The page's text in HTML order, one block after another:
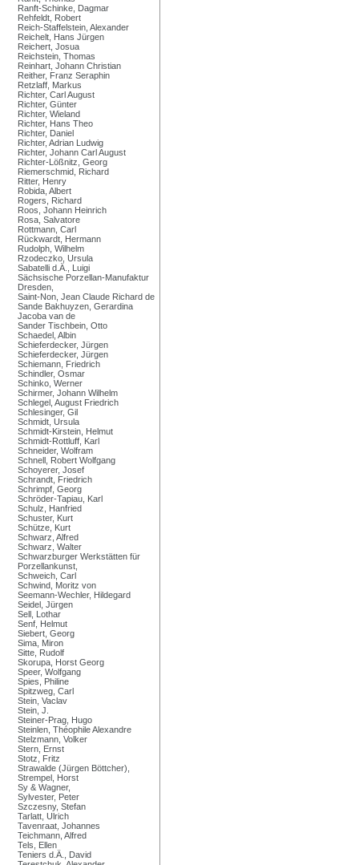
Ranft-Schinke, Dagmar
Rehfeldt, Robert
Reich-Staffelstein, Alexander
Reichelt, Hans Jürgen
Reichert, Josua
Reichstein, Thomas
Reinhart, Johann Christian
Reither, Franz Seraphin
Retzlaff, Markus
Richter, Carl August
Richter, Günter
Richter, Wieland
Richter, Hans Theo
Richter, Daniel
Richter, Adrian Ludwig
Richter, Johann Carl August
Richter-Lößnitz, Georg
Riemerschmid, Richard
Ritter, Henry
Robida, Albert
Rogers, Richard
Roos, Johann Heinrich
Rosa, Salvatore
Rottmann, Carl
Rückwardt, Hermann
Rudolph, Wilhelm
Rzodeczko, Ursula
Sabatelli d.Ä., Luigi
Sächsische Porzellan-Manufaktur
Dresden,
Saint-Non, Jean Claude Richard de
Sande Bakhuyzen, Gerardina
Jacoba van de
Sander Tischbein, Otto
Schaedel, Albin
Schieferdecker, Jürgen
Schieferdecker, Jürgen
Schiemann, Friedrich
Schindler, Osmar
Schinko, Werner
Schirmer, Johann Wilhelm
Schlegel, August Friedrich
Schlesinger, Gil
Schmidt, Ursula
Schmidt-Kirstein, Helmut
Schmidt-Rottluff, Karl
Schneider, Wolfram
Schnell, Robert Wolfgang
Schoyerer, Josef
Schrandt, Friedrich
Schrimpf, Georg
Schröder-Tapiau, Karl
Schulz, Hanfried
Schuster, Kurt
Schütze, Kurt
Schwarz, Alfred
Schwarz, Walter
Schwarzburger Werkstätten für
Porzellankunst,
Schweich, Carl
Schwind, Moritz von
Seemann-Wechler, Hildegard
Seidel, Jürgen
Sell, Lothar
Senf, Helmut
Siebert, Georg
Sima, Miron
Sitte, Rudolf
Skorupa, Horst Georg
Speer, Wolfgang
Spies, Philine
Spitzweg, Carl
Stein, Vaclav
Stein, J.
Steiner-Prag, Hugo
Steinlen, Théophile Alexandre
Stelzmann, Volker
Stern, Ernst
Stotz, Fritz
Strawalde (Jürgen Böttcher),
Strempel, Horst
Sy & Wagner,
Sylvester, Peter
Szczesny, Stefan
Tarlatt, Ulrich
Tavenraat, Johannes
Teichmann, Alfred
Tels, Ellen
Teniers d.Ä., David